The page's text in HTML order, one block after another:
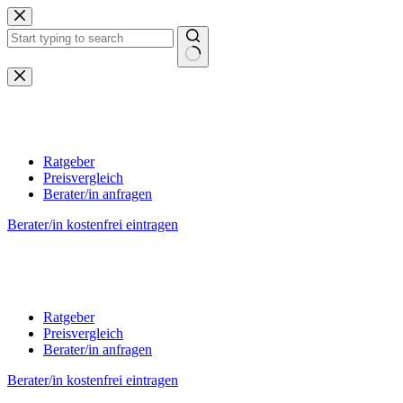
Zum
Inhalt
springen
Keine
Ergebnisse
Ratgeber
Preisvergleich
Berater/in anfragen
Berater/in kostenfrei eintragen
Ratgeber
Preisvergleich
Berater/in anfragen
Berater/in kostenfrei eintragen